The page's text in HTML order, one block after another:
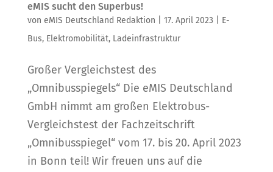
eMIS sucht den Superbus!
von eMIS Deutschland Redaktion 17. April 2023
E-
Bus, Elektromobilität, Ladeinfrastruktur
Großer Vergleichstest des
„Omnibusspiegels“ Die eMIS Deutschland
GmbH nimmt am großen Elektrobus-
Vergleichstest der Fachzeitschrift
„Omnibusspiegel“ vom 17. bis 20. April 2023
in Bonn teil! Wir freuen uns auf die